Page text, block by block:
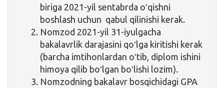
biriga 2021-yil sentabrda oʻqishni
boshlash uchun qabul qilinishi kerak.
Nomzod 2021-yil 31-iyulgacha
bakalavrlik darajasini qoʻlga kiritishi kerak
(barcha imtihonlardan oʻtib, diplom ishini
himoya qilib boʻlgan boʻlishi lozim).
Nomzodning bakalavr bosqichidagi GPA